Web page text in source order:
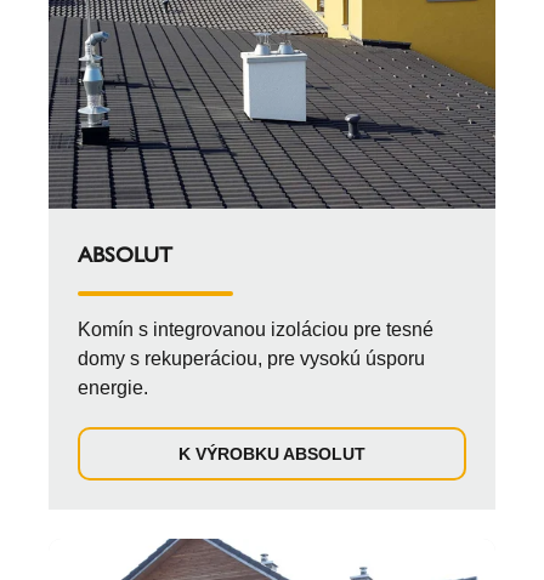
ABSOLUT
Komín s integrovanou izoláciou pre tesné
domy s rekuperáciou, pre vysokú úsporu
energie.
K VÝROBKU ABSOLUT